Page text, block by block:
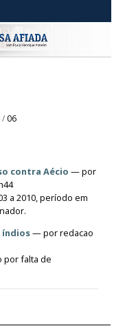
/ 06
contra Aécio —por
a 2010, período em
índios—porredacao
por falta de